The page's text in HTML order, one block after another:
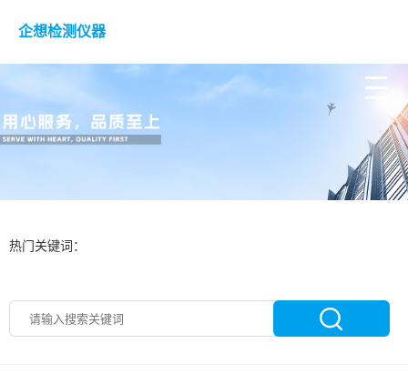
企想检测仪器
热门关键词：